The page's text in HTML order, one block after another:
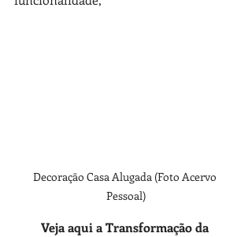
Decoração Casa Alugada (Foto Acervo
Pessoal)
Veja aqui a Transformação da